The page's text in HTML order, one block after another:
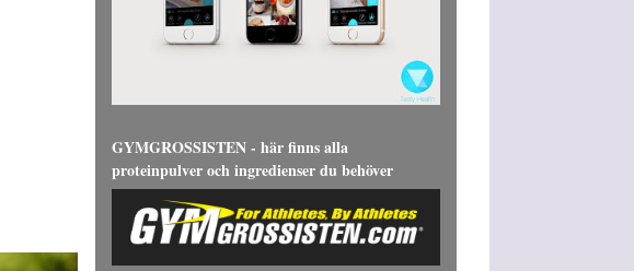
GYMGROSSISTEN - här finns alla
proteinpulver och ingredienser du behöver